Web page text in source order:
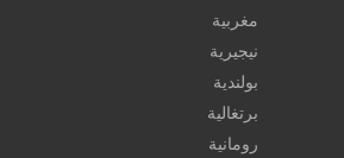
مغربية
نيجيرية
بولندية
برتغالية
رومانية